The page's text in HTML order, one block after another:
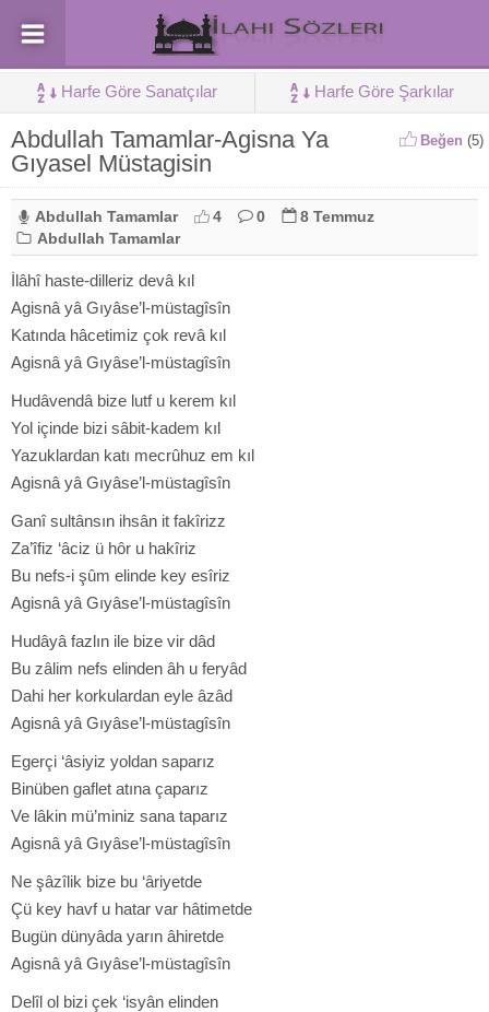
Harfe Göre Sanatçılar Harfe Göre Şarkılar
Abdullah Tamamlar-Agisna Ya
Gıyasel Müstagisin
Beğen (5)
Abdullah Tamamlar 4 0
8 Temmuz
Abdullah Tamamlar
İlâhî haste-dilleriz devâ kıl
Agisnâ yâ Gıyâse’l-müstagîsîn
Katında hâcetimiz çok revâ kıl
Agisnâ yâ Gıyâse’l-müstagîsîn
Hudâvendâ bize lutf u kerem kıl
Yol içinde bizi sâbit-kadem kıl
Yazuklardan katı mecrûhuz em kıl
Agisnâ yâ Gıyâse’l-müstagîsîn
Ganî sultânsın ihsân it fakîrizz
Za’îfiz ‘âciz ü hôr u hakîriz
Bu nefs-i şûm elinde key esîriz
Agisnâ yâ Gıyâse’l-müstagîsîn
Hudâyâ fazlın ile bize vir dâd
Bu zâlim nefs elinden âh u feryâd
Dahi her korkulardan eyle âzâd
Agisnâ yâ Gıyâse’l-müstagîsîn
Egerçi ‘âsiyiz yoldan saparız
Binüben gaflet atına çaparız
Ve lâkin mü’miniz sana taparız
Agisnâ yâ Gıyâse’l-müstagîsîn
Ne şâzîlik bize bu ‘âriyetde
Çü key havf u hatar var hâtimetde
Bugün dünyâda yarın âhiretde
Agisnâ yâ Gıyâse’l-müstagîsîn
Delîl ol bizi çek ‘isyân elinden